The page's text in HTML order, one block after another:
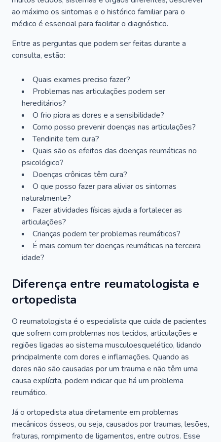
ao máximo os sintomas e o histórico familiar para o
médico é essencial para facilitar o diagnóstico.
Entre as perguntas que podem ser feitas durante a
consulta, estão:
Quais exames preciso fazer?
Problemas nas articulações podem ser
hereditários?
O frio piora as dores e a sensibilidade?
Como posso prevenir doenças nas articulações?
Tendinite tem cura?
Quais são os efeitos das doenças reumáticas no
psicológico?
Doenças crônicas têm cura?
O que posso fazer para aliviar os sintomas
naturalmente?
Fazer atividades físicas ajuda a fortalecer as
articulações?
Crianças podem ter problemas reumáticos?
É mais comum ter doenças reumáticas na terceira
idade?
Diferença entre reumatologista e
ortopedista
O reumatologista é o especialista que cuida de pacientes
que sofrem com problemas nos tecidos, articulações e
regiões ligadas ao sistema musculoesquelético, lidando
principalmente com dores e inflamações. Quando as
dores não são causadas por um trauma e não têm uma
causa explícita, podem indicar que há um problema
reumático.
Já o ortopedista atua diretamente em problemas
mecânicos ósseos, ou seja, causados por traumas, lesões,
fraturas, rompimento de ligamentos, entre outros. Esse